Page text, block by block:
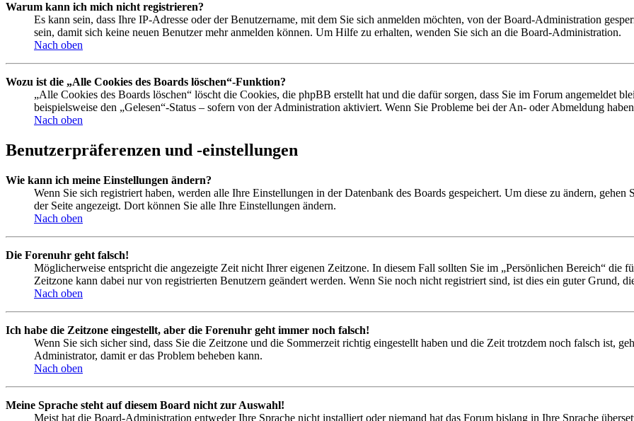
Warum kann ich mich nicht registrieren?
Es kann sein, dass Ihre IP-Adresse oder der Benutzername, mit dem Sie sich anmelden möchten, von der Board-Administration
sein, damit sich keine neuen Benutzer mehr anmelden können. Um Hilfe zu erhalten, wenden Sie sich an die Board-Administration.
Nach oben
Wozu ist die „Alle Cookies des Boards löschen“-Funktion?
„Alle Cookies des Boards löschen“ löscht die Cookies, die phpBB erstellt hat und die dafür sorgen, dass Sie im Forum angemeldet
beispielsweise den „Gelesen“-Status – sofern von der Administration aktiviert. Wenn Sie Probleme bei der An- oder Abmeldung
Nach oben
Benutzerpräferenzen und -einstellungen
Wie kann ich meine Einstellungen ändern?
Wenn Sie sich registriert haben, werden alle Ihre Einstellungen in der Datenbank des Boards gespeichert. Um diese zu ändern,
der Seite angezeigt. Dort können Sie alle Ihre Einstellungen ändern.
Nach oben
Die Forenuhr geht falsch!
Möglicherweise entspricht die angezeigte Zeit nicht Ihrer eigenen Zeitzone. In diesem Fall sollten Sie im „Persönlichen Bereich“ die
Zeitzone kann dabei nur von registrierten Benutzern geändert werden. Wenn Sie noch nicht registriert sind, ist dies ein guter Grund,
Nach oben
Ich habe die Zeitzone eingestellt, aber die Forenuhr geht immer noch falsch!
Wenn Sie sich sicher sind, dass Sie die Zeitzone und die Sommerzeit richtig eingestellt haben und die Zeit trotzdem noch falsch ist,
Administrator, damit er das Problem beheben kann.
Nach oben
Meine Sprache steht auf diesem Board nicht zur Auswahl!
Meist hat die Board-Administration entweder Ihre Sprache nicht installiert oder niemand hat das Forum bislang in Ihre Sprache